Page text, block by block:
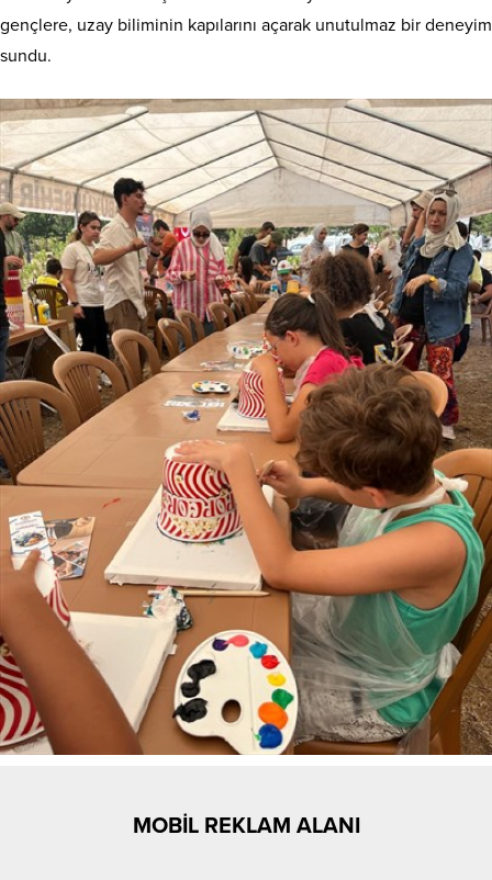
gençlere, uzay biliminin kapılarını açarak unutulmaz bir deneyim
sundu.
MOBİL REKLAM ALANI